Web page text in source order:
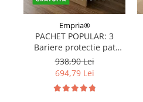
Haine & accesorii plaja
Haine plaja / inot
Ochelari de soare
Palarii protectie UV
Accesorii plaja
Empria®
PACHET POPULAR: 3
Bariere protectie pat
copii, SELECT, 160x200
cm
938,90 Lei
694,79 Lei